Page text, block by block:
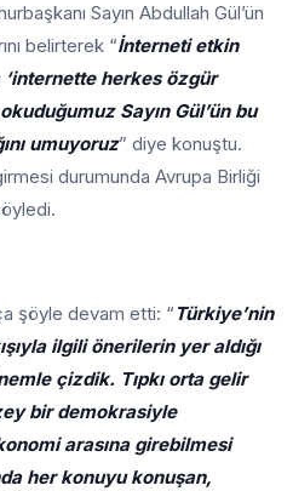
Sayın Abdullah Gül’ün
belirterek “İnterneti etkin
herkes özgür
Sayın Gül’ün bu
umuyoruz” diye konuştu.
durumunda Avrupa Birliği
şöyle devam etti: “ Türkiye’nin
ilgili önerilerin yer aldığı
çizdik. Tıpkı orta gelir
bir demokrasiyle
arasına girebilmesi
her konuyu konuşan,